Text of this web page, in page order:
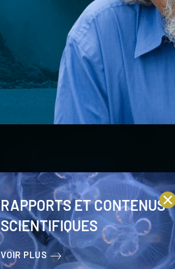
RAPPORTS ET CONTENUS
SCIENTIFIQUES
VOIR PLUS